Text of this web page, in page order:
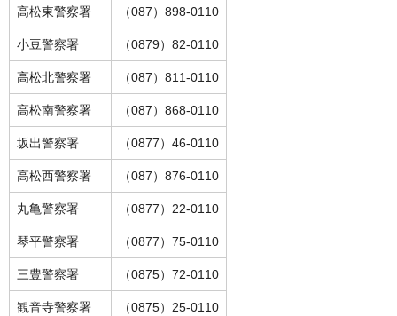
高松東警察署 （087）898-0110
小豆警察署 （0879）82-0110
高松北警察署 （087）811-0110
高松南警察署 （087）868-0110
坂出警察署 （0877）46-0110
高松西警察署 （087）876-0110
丸亀警察署 （0877）22-0110
琴平警察署 （0877）75-0110
三豊警察署 （0875）72-0110
観音寺警察署 （0875）25-0110